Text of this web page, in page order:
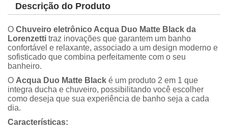
Descrição do Produto
O Chuveiro eletrônico Acqua Duo Matte Black da
Lorenzetti traz inovações que garantem um banho
confortável e relaxante, associado a um design moderno e
sofisticado que combina perfeitamente com o seu
banheiro.
O Acqua Duo Matte Black é um produto 2 em 1 que
integra ducha e chuveiro, possibilitando você escolher
como deseja que sua experiência de banho seja a cada
dia.
Características: